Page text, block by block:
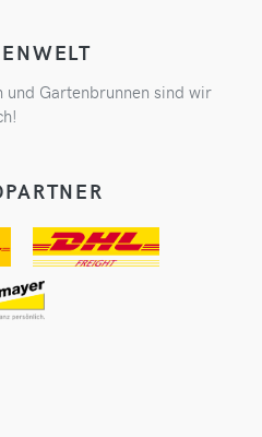
und Gartenbrunnen sind wir